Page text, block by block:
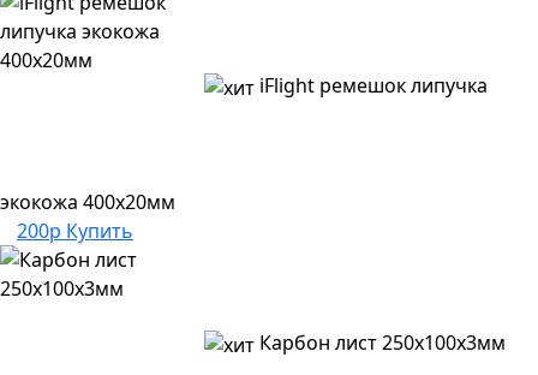
iFlight ремешок липучка
экокожа 400х20мм
200р Купить
Карбон лист 250х100х3мм